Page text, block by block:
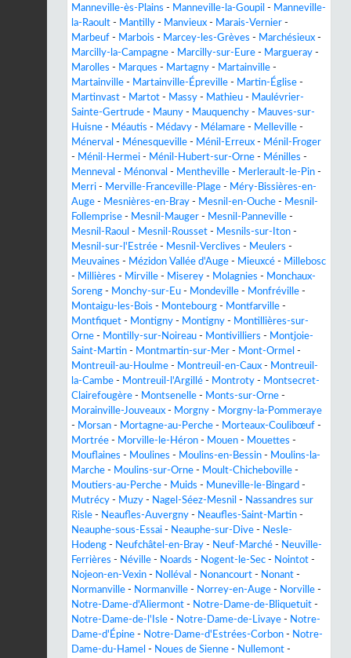
Manneville-ès-Plains - Manneville-la-Goupil - Manneville-
la-Raoult - Mantilly - Manvieux - Marais-Vernier -
Marbeuf - Marbois - Marcey-les-Grèves - Marchésieux -
Marcilly-la-Campagne - Marcilly-sur-Eure - Margueray -
Marolles - Marques - Martagny - Martainville -
Martainville - Martainville-Épreville - Martin-Église -
Martinvast - Martot - Massy - Mathieu - Maulévrier-
Sainte-Gertrude - Mauny - Mauquenchy - Mauves-sur-
Huisne - Méautis - Médavy - Mélamare - Melleville -
Ménerval - Ménesqueville - Ménil-Erreux - Ménil-Froger
- Ménil-Hermei - Ménil-Hubert-sur-Orne - Ménilles -
Menneval - Ménonval - Mentheville - Merlerault-le-Pin -
Merri - Merville-Franceville-Plage - Méry-Bissières-en-
Auge - Mesnières-en-Bray - Mesnil-en-Ouche - Mesnil-
Follemprise - Mesnil-Mauger - Mesnil-Panneville -
Mesnil-Raoul - Mesnil-Rousset - Mesnils-sur-Iton -
Mesnil-sur-l'Estrée - Mesnil-Verclives - Meulers -
Meuvaines - Mézidon Vallée d'Auge - Mieuxcé - Millebosc
- Millières - Mirville - Miserey - Molagnies - Monchaux-
Soreng - Monchy-sur-Eu - Mondeville - Monfréville -
Montaigu-les-Bois - Montebourg - Montfarville -
Montfiquet - Montigny - Montigny - Montillières-sur-
Orne - Montilly-sur-Noireau - Montivilliers - Montjoie-
Saint-Martin - Montmartin-sur-Mer - Mont-Ormel -
Montreuil-au-Houlme - Montreuil-en-Caux - Montreuil-
la-Cambe - Montreuil-l'Argillé - Montroty - Montsecret-
Clairefougère - Montsenelle - Monts-sur-Orne -
Morainville-Jouveaux - Morgny - Morgny-la-Pommeraye
- Morsan - Mortagne-au-Perche - Morteaux-Coulibœuf -
Mortrée - Morville-le-Héron - Mouen - Mouettes -
Mouflaines - Moulines - Moulins-en-Bessin - Moulins-la-
Marche - Moulins-sur-Orne - Moult-Chicheboville -
Moutiers-au-Perche - Muids - Muneville-le-Bingard -
Mutrécy - Muzy - Nagel-Séez-Mesnil - Nassandres sur
Risle - Neaufles-Auvergny - Neaufles-Saint-Martin -
Neauphe-sous-Essai - Neauphe-sur-Dive - Nesle-
Hodeng - Neufchâtel-en-Bray - Neuf-Marché - Neuville-
Ferrières - Néville - Noards - Nogent-le-Sec - Nointot -
Nojeon-en-Vexin - Nolléval - Nonancourt - Nonant -
Normanville - Normanville - Norrey-en-Auge - Norville -
Notre-Dame-d'Aliermont - Notre-Dame-de-Bliquetuit -
Notre-Dame-de-l'Isle - Notre-Dame-de-Livaye - Notre-
Dame-d'Épine - Notre-Dame-d'Estrées-Corbon - Notre-
Dame-du-Hamel - Noues de Sienne - Nullemont -